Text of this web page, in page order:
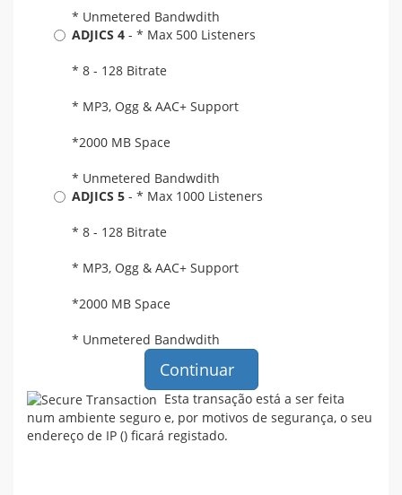
* Unmetered Bandwdith
ADJICS 4 - * Max 500 Listeners
* 8 - 128 Bitrate
* MP3, Ogg & AAC+ Support
*2000 MB Space
* Unmetered Bandwdith
ADJICS 5 - * Max 1000 Listeners
* 8 - 128 Bitrate
* MP3, Ogg & AAC+ Support
*2000 MB Space
* Unmetered Bandwdith
Continuar
Esta transação está a ser feita
num ambiente seguro e, por motivos de segurança, o seu
endereço de IP () ficará registado.